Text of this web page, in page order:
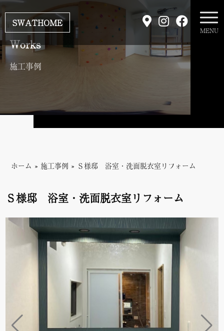
SWATHOME
MENU
Works
施工事例
ホーム » 施工事例 » Ｓ様邸 浴室・洗面脱衣室リフォーム
Ｓ様邸 浴室・洗面脱衣室リフォーム